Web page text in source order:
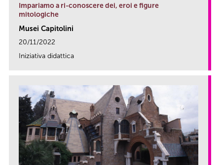
Impariamo a ri-conoscere dei, eroi e figure
mitologiche
Musei Capitolini
20/11/2022
Iniziativa didattica